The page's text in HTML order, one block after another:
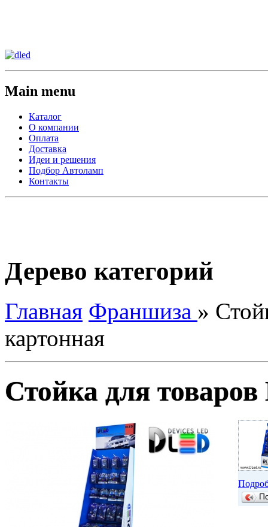
Main menu
Каталог
О компании
Оплата
Доставка
Идеи и решения
Подбор Автоламп
Контакты
Дерево категорий
Главная Франшиза »
картонная
Стойка для